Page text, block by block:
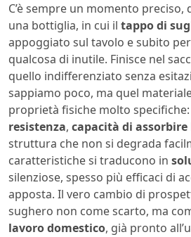
C’è sempre un momento
una bottiglia, in cui il tappo di
appoggiato sul tavolo e subito
qualcosa di inutile. Finisce nel
quello indifferenziato senza
sappiamo poco, ma quel
proprietà fisiche molto specifiche:
resistenza, capacità di assorbire
struttura che non si degrada
caratteristiche si traducono in
silenziose, spesso più efficaci di
apposta. Il vero cambio di
sughero non come scarto, ma
lavoro domestico, già pronto